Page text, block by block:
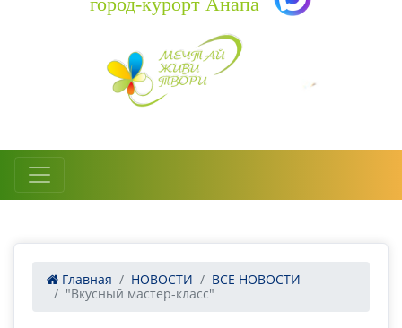
Главная НОВОСТИ
ВСЕ НОВОСТИ
"Вкусный мастер-класс"